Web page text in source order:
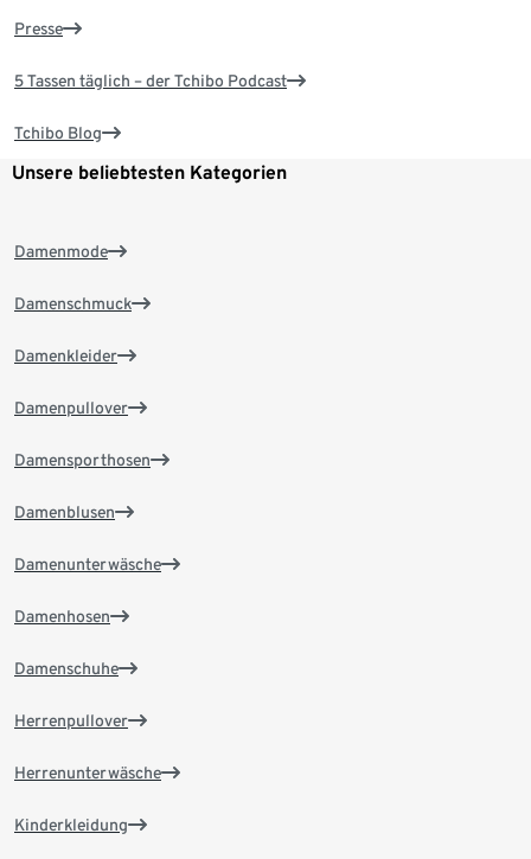
Presse
5 Tassen täglich – der Tchibo Podcast
Tchibo Blog
Unsere beliebtesten Kategorien
Damenmode
Damenschmuck
Damenkleider
Damenpullover
Damensporthosen
Damenblusen
Damenunterwäsche
Damenhosen
Damenschuhe
Herrenpullover
Herrenunterwäsche
Kinderkleidung